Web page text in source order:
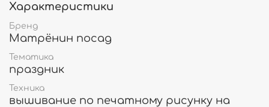
искусства.
Характеристики
Бренд
Матрёнин посад
Тематика
праздник
Техника
вышивание по печатному рисунку на